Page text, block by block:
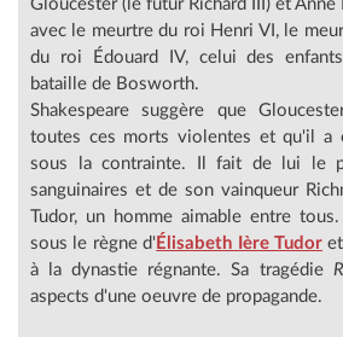
Gloucester (le futur Richard III) et
avec le meurtre du roi Henri VI, le
du roi Édouard IV, celui des
bataille de Bosworth.
Shakespeare suggère que
toutes ces morts violentes et qu'il a
sous la contrainte. Il fait de lui le
sanguinaires et de son vainqueur
Tudor, un homme aimable entre
sous le règne d' Élisabeth Ière Tudor
à la dynastie régnante. Sa tragédie
aspects d'une oeuvre de propagande.